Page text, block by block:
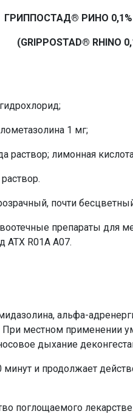
ГРИППОСТАД® РИНО
(GRIPPOSTAD® RHINO
1 мг;
раствор; лимонная
почти
препараты для
R01A A07.
альфа-
местном применении
дыхание
и продолжает
поглощаемого